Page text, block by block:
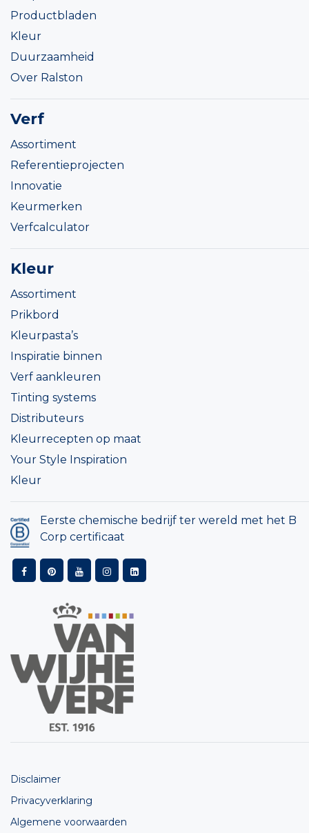
Productbladen
Kleur
Duurzaamheid
Over Ralston
Verf
Assortiment
Referentieprojecten
Innovatie
Keurmerken
Verfcalculator
Kleur
Assortiment
Prikbord
Kleurpasta’s
Inspiratie binnen
Verf aankleuren
Tinting systems
Distributeurs
Kleurrecepten op maat
Your Style Inspiration
Kleur
Eerste chemische bedrijf ter wereld met het B
Corp certificaat
Disclaimer
Privacyverklaring
Algemene voorwaarden